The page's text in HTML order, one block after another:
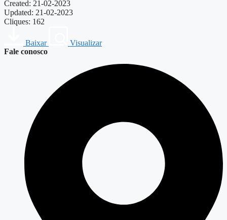
Created: 21-02-2023
Updated: 21-02-2023
Cliques: 162
Baixar
Visualizar
Fale conosco